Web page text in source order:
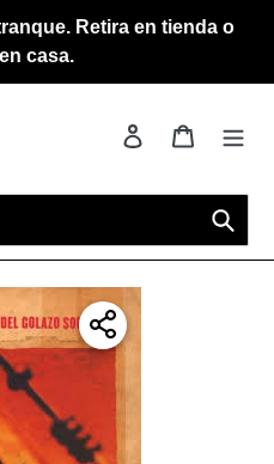
Retira en tienda o
casa.
Ingresar Carrito